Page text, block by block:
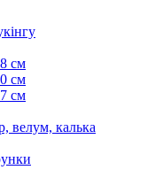
см
см
см
велум, калька